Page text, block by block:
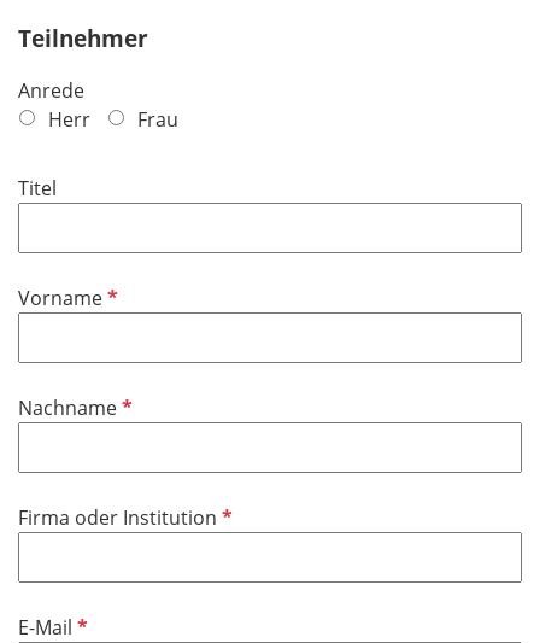
Teilnehmer
Anrede
Herr
Frau
Titel
VornameP
l
c
t
e
d
NachnameP
l
c
t
Firma oder Institution P
l
E-Mail P